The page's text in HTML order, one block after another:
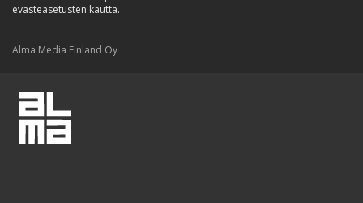
evästeasetusten kautta.
Alma Media Finland Oy